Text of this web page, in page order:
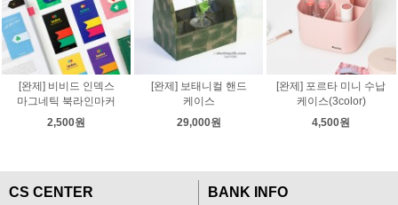
[완제] 비비드 인덱스
마그네틱 북라인마커
2,500원
[완제] 보태니컬 핸드
케이스
29,000원
[완제] 포르타 미니 수납
케이스(3color)
4,500원
CS CENTER
BANK INFO